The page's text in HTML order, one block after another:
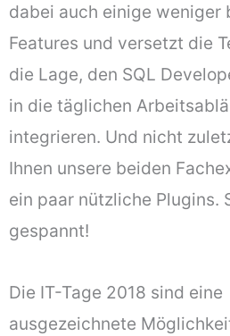
dabei auch einige weniger
Features und versetzt die
die Lage, den SQL
in die täglichen
integrieren. Und nicht
Ihnen unsere beiden
ein paar nützliche Plugins.
gespannt!
Die IT-Tage 2018 sind eine
ausgezeichnete